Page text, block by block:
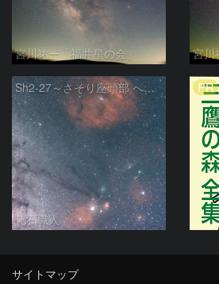
宮川祐一「福井星の会」 宮川
Sh2-27～さそり座頭部 へびつかい座 さそり座
化石職人
PR
サイトマップ